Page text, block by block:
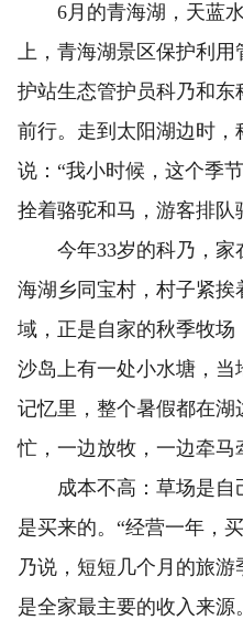
6月的青海湖，天蓝水
上，青海湖景区保护利
护站生态管护员科乃和
前行。走到太阳湖边时
说：“我小时候，这个季
拴着骆驼和马，游客排队
今年33岁的科乃，家
海湖乡同宝村，村子紧挨
域，正是自家的秋季牧场
沙岛上有一处小水塘，
记忆里，整个暑假都在
忙，一边放牧，一边牵马
成本不高：草场是自
是买来的。“经营一年，
乃说，短短几个月的旅
是全家最主要的收入来源。